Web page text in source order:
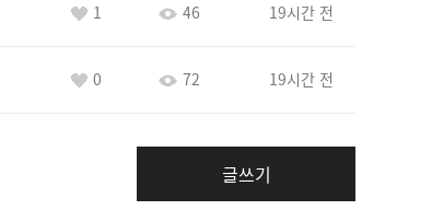
1 46 19시간 전
0 72 19시간 전
글쓰기